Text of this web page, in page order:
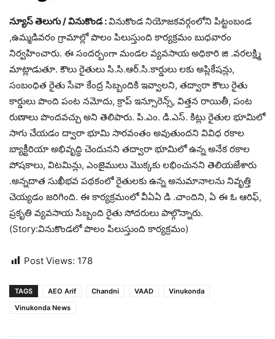
న్యూస్ తెలుగు / వినుకొండ :వినుకొండ నియోజకవర్గంలోని పిట్టంబండ
,ఉమ్మడివరం గ్రామాల్లో పొలం పిలుస్తుంది కార్యక్రమం బుధవారం
నిర్వహించారు. ఈ సందర్బంగా మండల వ్యవసాయ అధికారి జి .వరలక్ష్మి
మాట్లాడుతూ. కౌలు రైతులు సి.సి.ఆర్.సి.కార్డులు లకు అప్లికేషన్లు,
సంబంధిత రైతు సేవా కేంద్ర సిబ్బందికి ఇవ్వాలని, తద్వారా కౌలు రైతు
కార్డులు పొంది పంట నమోదు, క్రాప్ ఇన్సూరెన్స్, విత్తన రాయితీ, పంట
రుణాలు పొందవచ్చు అని తెలిపారు. పి.ఎం. డి.ఎస్. కిట్లు రైతుల భూమిలో
సాగు చేయడం ద్వారా భూమి సారవంతం అవుతుందని వివిధ రకాల
బ్యాక్టీరియా అభివృద్ధి చెందునని తద్వారా భూమిలో ఉన్న అనేక రకాల
పోషకాలు, విటమిన్లు, ఎంజైములు మొక్కకు లభించునని తెలియజేశారు
.అన్నదాత సుఖీభవ పథకంలో రైతులకు ఉన్న అనుమానాలను నివృత్తి
చెయ్యడం జరిగింది. ఈ కార్యక్రమంలో వీఏఏ డి .చాందిని, ఏ ఈ ఓ ఆరిఫ్,
ప్రకృతి వ్యవసాయ సిబ్బంది రైతు సోదరులు పాల్గొన్నారు.
(Story:వినుకొండలో పొలం పిలుస్తుంది కార్యక్రమం)
Post Views: 178
TAGS AEO Arif Chandni VAAD
Vinukonda
Vinukonda News